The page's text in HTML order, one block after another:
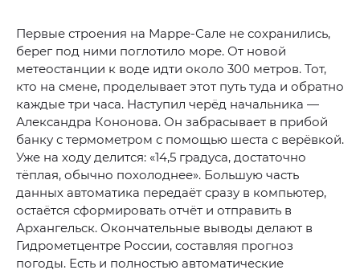
Первые строения на Марре-Сале не сохранились,
берег под ними поглотило море. От новой
метеостанции к воде идти около 300 метров. Тот,
кто на смене, проделывает этот путь туда и обратно
каждые три часа. Наступил черёд начальника —
Александра Кононова. Он забрасывает в прибой
банку с термометром с помощью шеста с верёвкой.
Уже на ходу делится: «14,5 градуса, достаточно
тёплая, обычно похолоднее». Большую часть
данных автоматика передаёт сразу в компьютер,
остаётся сформировать отчёт и отправить в
Архангельск. Окончательные выводы делают в
Гидрометцентре России, составляя прогноз
погоды. Есть и полностью автоматические